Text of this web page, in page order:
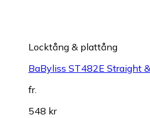
Locktång & plattång
BaByliss ST482E Straight
fr.
548 kr